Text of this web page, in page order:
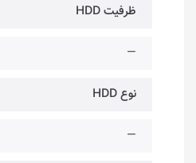
ظرفیت HDD
—
نوع HDD
—